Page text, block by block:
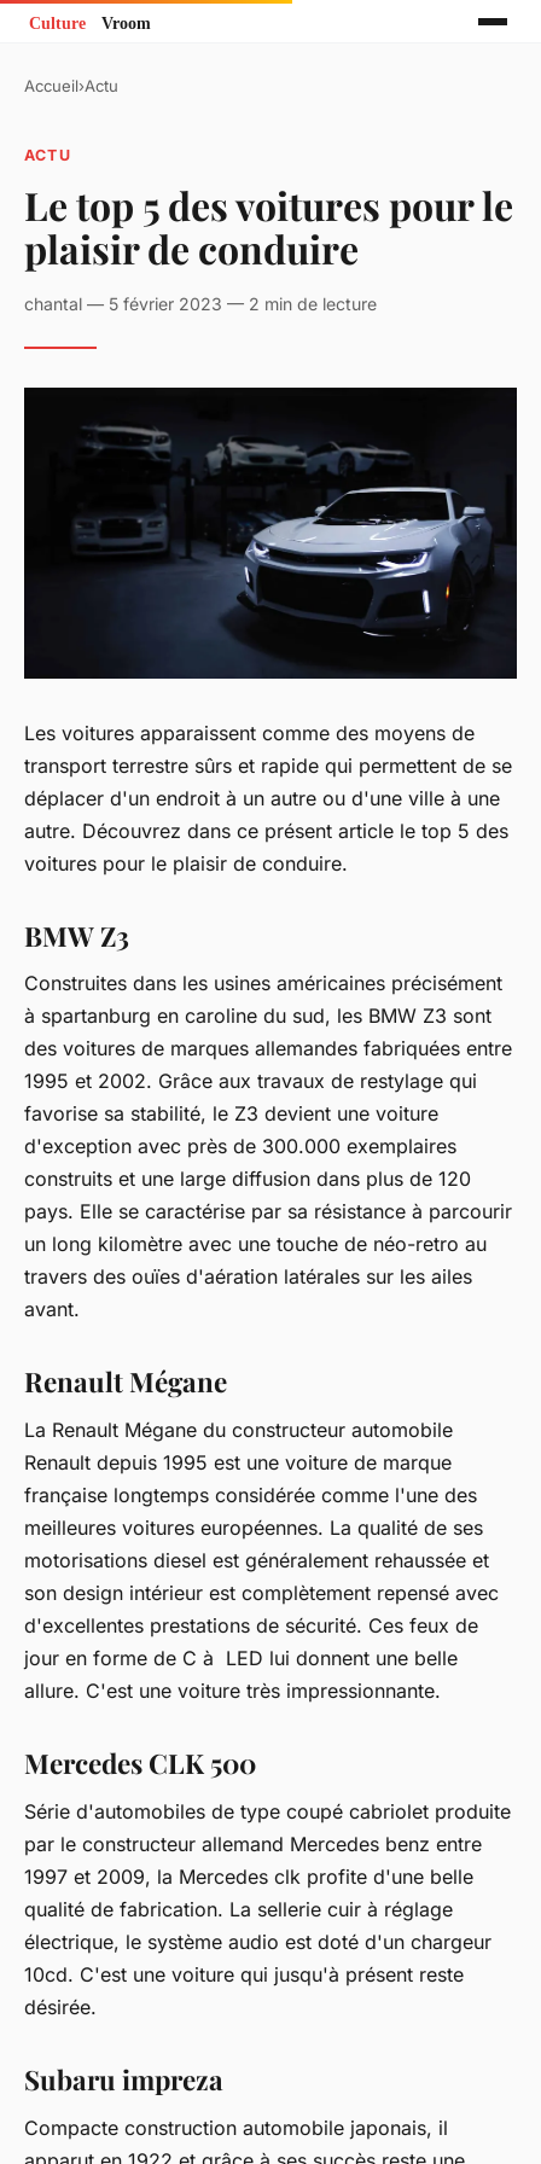
Accueil›Actu
ACTU
Le top 5 des voitures pour le
plaisir de conduire
chantal — 5 février 2023 — 2 min de lecture
Les voitures apparaissent comme des moyens de
transport terrestre sûrs et rapide qui permettent de se
déplacer d'un endroit à un autre ou d'une ville à une
autre. Découvrez dans ce présent article le top 5 des
voitures pour le plaisir de conduire.
BMW Z3
Construites dans les usines américaines précisément
à spartanburg en caroline du sud, les BMW Z3 sont
des voitures de marques allemandes fabriquées entre
1995 et 2002. Grâce aux travaux de restylage qui
favorise sa stabilité, le Z3 devient une voiture
d'exception avec près de 300.000 exemplaires
construits et une large diffusion dans plus de 120
pays. Elle se caractérise par sa résistance à parcourir
un long kilomètre avec une touche de néo-retro au
travers des ouïes d'aération latérales sur les ailes
avant.
Renault Mégane
La Renault Mégane du constructeur automobile
Renault depuis 1995 est une voiture de marque
française longtemps considérée comme l'une des
meilleures voitures européennes. La qualité de ses
motorisations diesel est généralement rehaussée et
son design intérieur est complètement repensé avec
d'excellentes prestations de sécurité. Ces feux de
jour en forme de C à LED lui donnent une belle
allure. C'est une voiture très impressionnante.
Mercedes CLK 500
Série d'automobiles de type coupé cabriolet produite
par le constructeur allemand Mercedes benz entre
1997 et 2009, la Mercedes clk profite d'une belle
qualité de fabrication. La sellerie cuir à réglage
électrique, le système audio est doté d'un chargeur
10cd. C'est une voiture qui jusqu'à présent reste
désirée.
Subaru impreza
Compacte construction automobile japonais, il